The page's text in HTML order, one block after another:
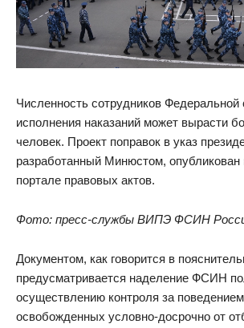
Численность сотрудников
исполнения наказаний может вырасти
человек. Проект поправок в указ
разработанный Минюстом,
портале правовых актов.
Фото: пресс-службы ВИПЭ ФСИН
Документом, как говорится в
предусматривается наделение ФСИН
осуществлению контроля ‎за
освобожденных условно-досрочно от